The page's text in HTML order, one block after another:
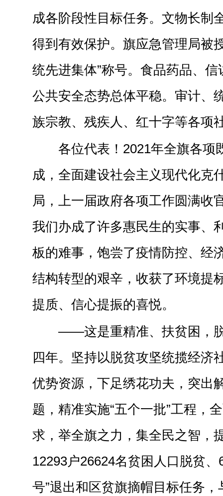
成各阶段性目标任务。文物长制
得到有效保护。旗应急管理局被
统先进集体”称号。食品药品、
公共安全态势总体平稳。审计、
族宗教、残疾人、红十字等各项
各位代表！2021年全旗各项
成，全面建设社会主义现代化克
局，上一届政府各项工作圆满收
我们办成了许多惠民生的实事、
板的难事，饱尝了疫情防控、经
结构转型的艰辛，收获了环境提
提质、信心提振的喜悦。
——这是重精准、扶贫困，
四年。坚持以脱贫攻坚统揽经济
优势资源，下足绣花功夫，突出
题，精准实施“五个一批”工程，
求，举全旗之力，集全民之智，
12293户26624名贫困人口脱贫、
号”退出和区贫旗摘帽目标任务